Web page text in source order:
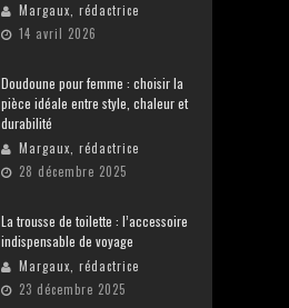
Margaux, rédactrice
14 avril 2026
Doudoune pour femme : choisir la
pièce idéale entre style, chaleur et
durabilité
Margaux, rédactrice
28 décembre 2025
La trousse de toilette : l’accessoire
indispensable de voyage
Margaux, rédactrice
23 décembre 2025